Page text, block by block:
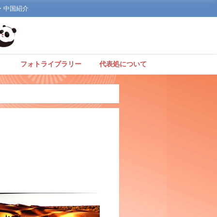
中国紹介
フォトライブラリー 代表処について